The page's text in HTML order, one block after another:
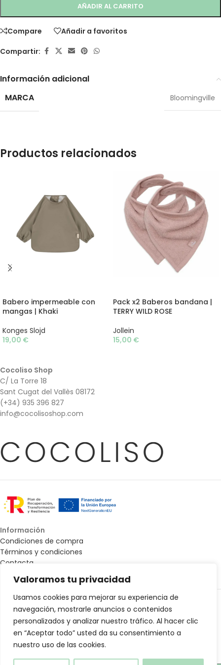
Valoramos tu privacidad
Usamos cookies para mejorar su experiencia de
navegación, mostrarle anuncios o contenidos
personalizados y analizar nuestro tráfico. Al hacer clic
en “Aceptar todo” usted da su consentimiento a
nuestro uso de las cookies.
AÑADIR AL CARRITO
Compare Añadir a favoritos
Compartir:
Información adicional
MARCA
Bloomingville
Productos relacionados
Babero impermeable con
mangas | Khaki
Konges Slojd
19,00 €
Pack x2 Baberos bandana |
TERRY WILD ROSE
Jollein
15,00 €
Cocoliso Shop
C/ La Torre 18
Sant Cugat del Vallès 08172
(+34) 935 396 827
info@cocolisoshop.com
Información
Condiciones de compra
Términos y condiciones
Contacta
Mapa web - Accesibilidad
Todos los derechos © 2025 Cocoliso Shop |Diseño Web de La
Lanzadera Digital